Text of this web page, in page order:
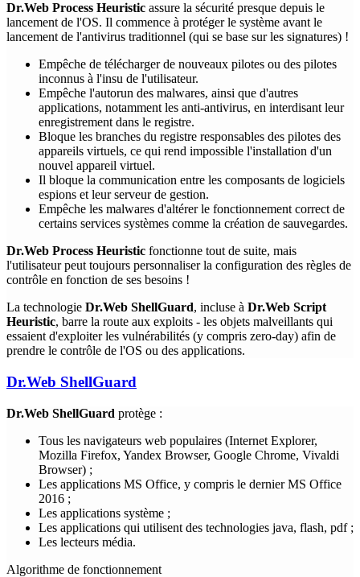
Dr.Web Process Heuristic assure la sécurité presque depuis le
lancement de l'OS. Il commence à protéger le système avant le
lancement de l'antivirus traditionnel (qui se base sur les signatures) !
Empêche de télécharger de nouveaux pilotes ou des pilotes
inconnus à l'insu de l'utilisateur.
Empêche l'autorun des malwares, ainsi que d'autres
applications, notamment les anti-antivirus, en interdisant leur
enregistrement dans le registre.
Bloque les branches du registre responsables des pilotes des
appareils virtuels, ce qui rend impossible l'installation d'un
nouvel appareil virtuel.
Il bloque la communication entre les composants de logiciels
espions et leur serveur de gestion.
Empêche les malwares d'altérer le fonctionnement correct de
certains services systèmes comme la création de sauvegardes.
Dr.Web Process Heuristic fonctionne tout de suite, mais
l'utilisateur peut toujours personnaliser la configuration des règles de
contrôle en fonction de ses besoins !
La technologie Dr.Web ShellGuard, incluse à Dr.Web Script
Heuristic, barre la route aux exploits - les objets malveillants qui
essaient d'exploiter les vulnérabilités (y compris zero-day) afin de
prendre le contrôle de l'OS ou des applications.
Dr.Web ShellGuard
Dr.Web ShellGuard protège :
Tous les navigateurs web populaires (Internet Explorer,
Mozilla Firefox, Yandex Browser, Google Chrome, Vivaldi
Browser) ;
Les applications MS Office, y compris le dernier MS Office
2016 ;
Les applications système ;
Les applications qui utilisent des technologies java, flash, pdf ;
Les lecteurs média.
Algorithme de fonctionnement